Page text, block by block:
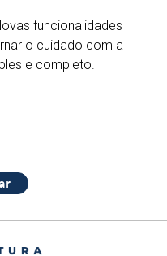
funcionalidades
o cuidado com a
e completo.